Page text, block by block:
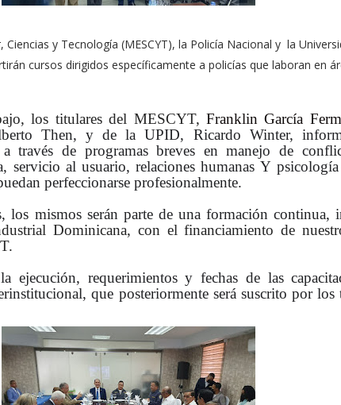
Ciencias y Tecnología (MESCYT), la Policía Nacional y la
cursos dirigidos específicamente a policías que laboran en
los titulares del MESCYT, Franklin García
Then, y de la UPID, Ricardo Winter,
a través de programas breves en manejo de
servicio al usuario, relaciones humanas Y
perfeccionarse profesionalmente.
los mismos serán parte de una formación continua,
Dominicana, con el financiamiento de
ejecución, requerimientos y fechas de las
que posteriormente será suscrito por los